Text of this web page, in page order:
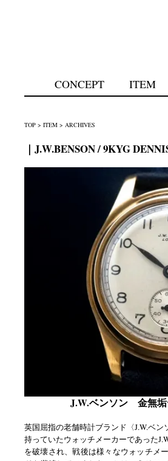
CONCEPT ITEM
TOP > ITEM > ARCHIVES
｜J.W.BENSON / 9KYG
J.W.ベンソン 金無
英国屈指の老舗時計ブランド〈J.W.ベ
持っていたウォッチメーカーであった
を破壊され、戦後は様々なウォッチメ